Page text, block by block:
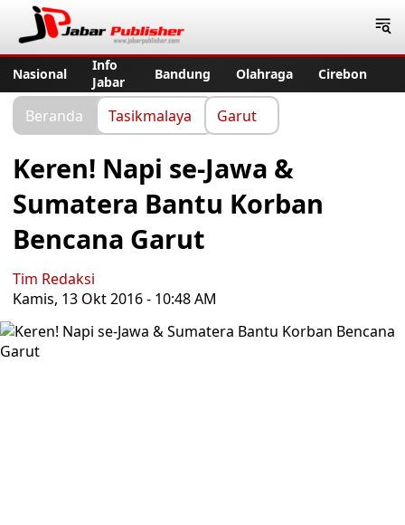
Nasional
Info
Jabar
Bandung Olahraga Cirebon
Beranda Tasikmalaya Garut
Keren! Napi se-Jawa &
Sumatera Bantu Korban
Bencana Garut
Tim Redaksi
Kamis, 13 Okt 2016 - 10:48 AM